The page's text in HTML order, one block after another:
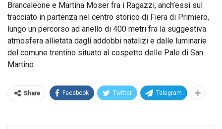
Brancaleone e Martina Moser fra i Ragazzi, anch’essi sul
tracciato in partenza nel centro storico di Fiera di Primiero,
lungo un percorso ad anello di 400 metri fra la suggestiva
atmosfera allietata dagli addobbi natalizi e dalle luminarie
del comune trentino situato al cospetto delle Pale di San
Martino.
Share Facebook Twitter Telegram